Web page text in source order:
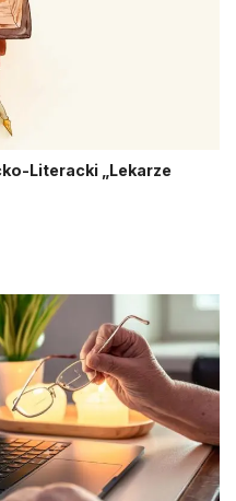
Literacki „Lekarze